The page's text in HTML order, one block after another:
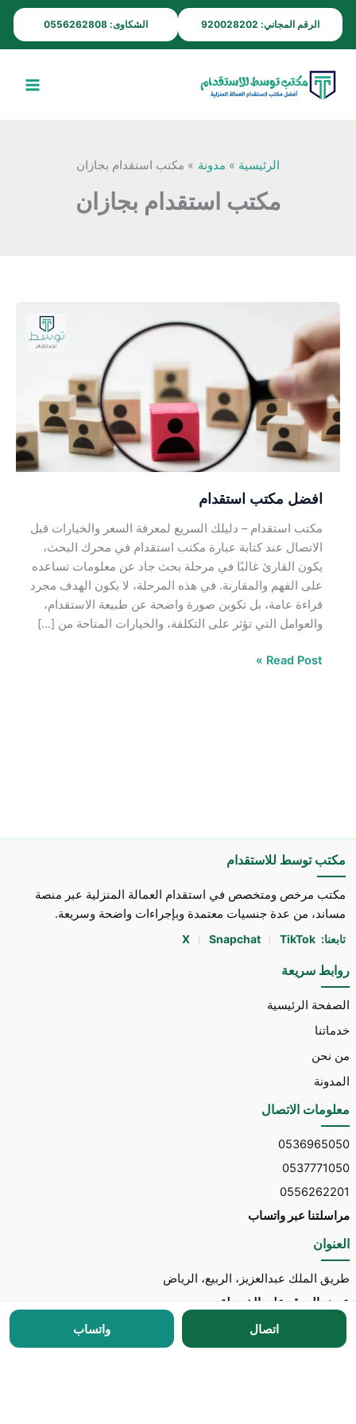
الرقم المجاني: 920028202 الشكاوى: 0556262808
تخطي
إلى
المحتوى
الرئيسية مدونة مكتب استقدام بجازان
مكتب استقدام بجازان
افضل مكتب استقدام
مكتب استقدام – دليلك السريع لمعرفة السعر والخيارات قبل
الاتصال عند كتابة عبارة مكتب استقدام في محرك البحث،
يكون القارئ غالبًا في مرحلة بحث جاد عن معلومات تساعده
على الفهم والمقارنة. في هذه المرحلة، لا يكون الهدف مجرد
قراءة عامة، بل تكوين صورة واضحة عن طبيعة الاستقدام،
والعوامل التي تؤثر على التكلفة، والخيارات المتاحة من […]
مكتب
استقدام
Read Post »
مكتب توسط للاستقدام
مكتب مرخص ومتخصص في استقدام العمالة المنزلية عبر منصة
مساند، من عدة جنسيات معتمدة وبإجراءات واضحة وسريعة.
تابعنا: X Snapchat TikTok
روابط سريعة
الصفحة الرئيسية
خدماتنا
من نحن
المدونة
معلومات الاتصال
0536965050
0537771050
0556262201
مراسلتنا عبر واتساب
العنوان
طريق الملك عبدالعزيز، الربيع، الرياض
عرض الموقع على الخريطة
مكتب توسط للاستقدام
اتصال واتساب